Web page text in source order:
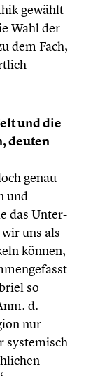
gewählt
Wahl der
dem Fach,
und die
deuten
genau
und
das Unter­
uns als
können,
so
d.
nur
syste­misch